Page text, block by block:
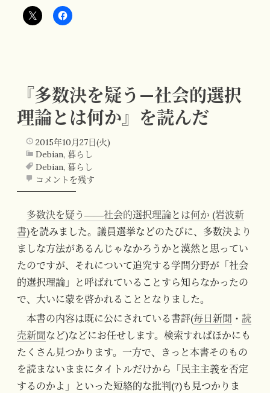
『多数決を疑う—社会的選択
理論とは何か』を読んだ
2015年10月27日(火)
Debian, 暮らし
Debian, 暮らし
コメントを残す
多数決を疑う――社会的選択理論とは何か (岩波新
書)を読みました。議員選挙などのたびに、多数決より
ましな方法があるんじゃなかろうかと漠然と思ってい
たのですが、それについて追究する学問分野が「社会
的選択理論」と呼ばれていることすら知らなかったの
で、大いに蒙を啓かれることとなりました。
本書の内容は既に公にされている書評(毎日新聞 ・ 読
売新聞など)などにお任せします。検索すればほかにも
たくさん見つかります。一方で、きっと本書そのもの
を読まないままにタイトルだけから「民主主義を否定
するのかよ」といった短絡的な批判(?)も見つかりま